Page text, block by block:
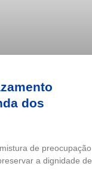
dos
de preocupação
a dignidade de